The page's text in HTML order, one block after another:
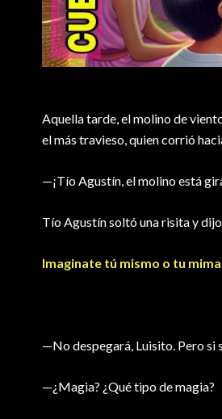
Aquella tarde, el molino de
el más travieso, quien corrió
—¡Tío Agustín, el molino está
Tío Agustín soltó una risita y
Imaginate tú mismo o tu
—No despegará, Luisito. Pero si
—¿Magia? ¿Qué tipo de magia?